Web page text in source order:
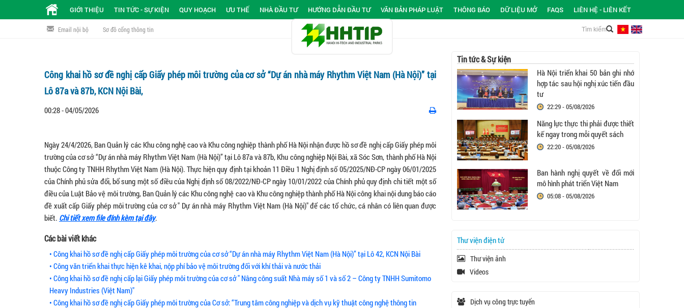
GIỚI THIỆU TIN TỨC - SỰ KIỆN QUY HOẠCH ƯU THẾ NHÀ ĐẦU TƯ HƯỚNG DẪN ĐẦU TƯ VĂN BẢN PHÁP LUẬT THÔNG BÁO DỮ LIỆU MỞ FAQS LIÊN HỆ - LIÊN KẾT
Email nội bộ Sơ đồ cổng thông tin
Công khai hồ sơ đề nghị cấp Giấy phép môi trường của cơ sở “Dự án nhà máy Rhythm Việt Nam (Hà Nội)” tại
Lô 87a và 87b, KCN Nội Bài,
00:28 - 04/05/2026
Ngày 24/4/2026, Ban Quản lý các Khu công nghệ cao và Khu công nghiệp thành phố Hà Nội nhận được hồ sơ đề nghị cấp Giấy phép môi
trường của cơ sở “Dự án nhà máy Rhythm Việt Nam (Hà Nội)” tại Lô 87a và 87b, Khu công nghiệp Nội Bài, xã Sóc Sơn, thành phố Hà Nội
thuộc Công ty TNHH Rhythm Việt Nam (Hà Nội). Thực hiện quy định tại khoản 11 Điều 1 Nghị định số 05/2025/NĐ-CP ngày 06/01/2025
của Chính phủ sửa đổi, bổ sung một số điều của Nghị định số 08/2022/NĐ-CP ngày 10/01/2022 của Chính phủ quy định chi tiết một số
điều của Luật Bảo vệ môi trường, Ban Quản lý các Khu công nghệ cao và Khu công nghiệp thành phố Hà Nội công khai nội dung báo cáo
đề xuất cấp Giấy phép môi trường của cơ sở " Dự án nhà máy Rhythm Việt Nam (Hà Nội)" để các tổ chức, cá nhân có liên quan được
biết. Chi tiết xem file đính kèm tại đây.
Các bài viết khác
• Công khai hồ sơ đề nghị cấp Giấy phép môi trường của cơ sở “Dự án nhà máy Rhythm Việt Nam (Hà Nội)” tại Lô 42, KCN Nội Bài
• Công văn triển khai thực hiện kê khai, nộp phí bảo vệ môi trường đối với khí thải và nước thải
• Công khai hồ sơ đề nghị cấp lại Giấy phép môi trường của cơ sở " Nâng công suất Nhà máy số 1 và số 2 – Công ty TNHH Sumitomo
Heavy Industries (Việt Nam)"
• Công khai hồ sơ đề nghị cấp Giấy phép môi trường của Cơ sở: “Trung tâm công nghiệp và dịch vụ kỹ thuật công nghệ thông tin
Tin tức & Sự kiện
Hà Nội triển khai 50 bản ghi nhớ
hợp tác sau hội nghị xúc tiến đầu
tư
22:29 - 05/08/2026
Năng lực thực thi phải được thiết
kế ngay trong mỗi quyết sách
22:20 - 05/08/2026
Ban hành nghị quyết về đổi mới
mô hình phát triển Việt Nam
05:08 - 05/08/2026
Thư viện điện tử
Thư viện ảnh
Videos
Dịch vụ công trực tuyến